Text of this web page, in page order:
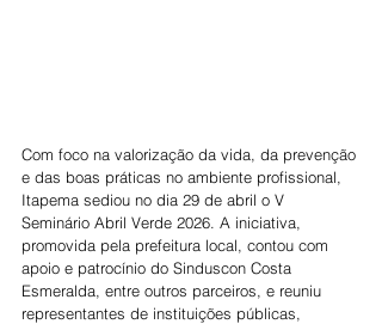
Com foco na valorização da vida, da prevenção
e das boas práticas no ambiente profissional,
Itapema sediou no dia 29 de abril o V
Seminário Abril Verde 2026. A iniciativa,
promovida pela prefeitura local, contou com
apoio e patrocínio do Sinduscon Costa
Esmeralda, entre outros parceiros, e reuniu
representantes de instituições públicas,